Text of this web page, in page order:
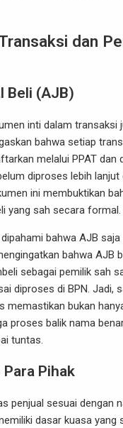
dan
Beli (AJB)
inti dalam transaksi
bahwa setiap
melalui PPAT dan
diproses lebih lanjut
ini membuktikan
yang sah secara formal.
bahwa AJB
bahwa AJB
sebagai pemilik sah
diproses di BPN. Jadi,
memastikan bukan
proses balik nama
tuntas.
Pihak
penjual sesuai dengan
dasar kuasa yang